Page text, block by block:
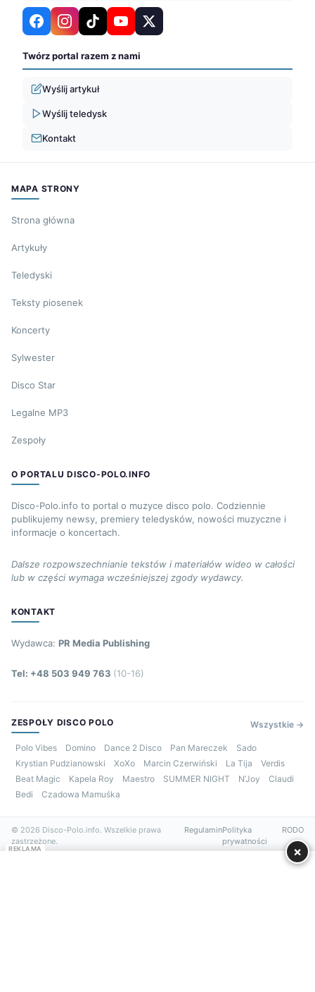
Twórz portal razem z nami
Wyślij artykuł
Wyślij teledysk
Kontakt
MAPA STRONY
Strona główna
Artykuły
Teledyski
Teksty piosenek
Koncerty
Sylwester
Disco Star
Legalne MP3
Zespoły
O PORTALU DISCO-POLO.INFO
Disco-Polo.info to portal o muzyce disco polo. Codziennie
publikujemy newsy, premiery teledysków, nowości muzyczne i
informacje o koncertach.
Dalsze rozpowszechnianie tekstów i materiałów wideo w całości
lub w części wymaga wcześniejszej zgody wydawcy.
KONTAKT
Wydawca: PR Media Publishing
Tel: +48 503 949 763 (10-16)
ZESPOŁY DISCO POLO Wszystkie →
Polo Vibes Domino Dance 2 Disco Pan Mareczek
Sado
Krystian Pudzianowski
XoXo Marcin Czerwiński La Tija
Verdis
Beat Magic
Kapela Roy Maestro SUMMER NIGHT N’Joy
Claudi
Bedi
Czadowa Mamuśka
© 2026 Disco-Polo.info. Wszelkie prawa
zastrzeżone.
RegulaminPolityka
prywatności
RODO
REKLAMA ×